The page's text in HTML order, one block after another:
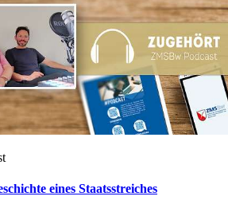
eines Staatsstreiches